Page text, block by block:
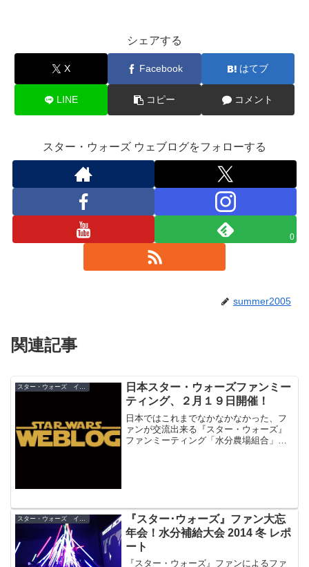
シェアする
X Facebook はてブ
LINE コピー コメント
スター・ウォーズ ウェブログをフォローする
0
summer2005
関連記事
スター・ウォーズ イベント
日本スター・ウォーズファンミー
ティング、２月１９日開催！
日本ではこれまでなかなかなかった、フ
ァンが交流出来る『スター・ウォーズ』
ファンミーティング「水分農場組合」
『スター･ウォーズ』ファン大忘
年会！水分補給大会 2014 冬 レポ
ート
『スター・ウォーズ』ファンによるファ